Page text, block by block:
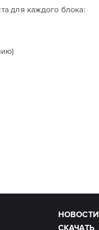
для каждого блока:
НОВОСТИ
СКАЧАТЬ